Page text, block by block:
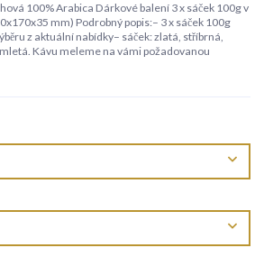
100% Arabica Dárkové balení 3 x sáček 100g v
mm) Podrobný popis:– 3 x sáček 100g
z aktuální nabídky– sáček: zlatá, stříbrná,
Kávu meleme na vámi požadovanou